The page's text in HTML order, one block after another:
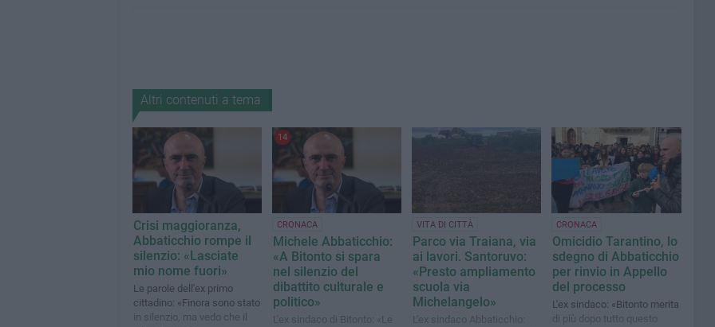
Altri contenuti a tema
Crisi maggioranza,
Abbaticchio rompe il
silenzio: «Lasciate
mio nome fuori»
Le parole dell'ex primo
cittadino: «Finora sono stato
in silenzio, ma vedo che il
14
CRONACA
Michele Abbaticchio:
«A Bitonto si spara
nel silenzio del
dibattito culturale e
politico»
L'ex sindaco di Bitonto: «Le
VITA DI CITTÀ
Parco via Traiana, via
ai lavori. Santoruvo:
«Presto ampliamento
scuola via
Michelangelo»
L'ex sindaco Abbaticchio:
CRONACA
Omicidio Tarantino, lo
sdegno di Abbaticchio
per rinvio in Appello
del processo
L'ex sindaco: «Bitonto merita
di più dopo tutto questo